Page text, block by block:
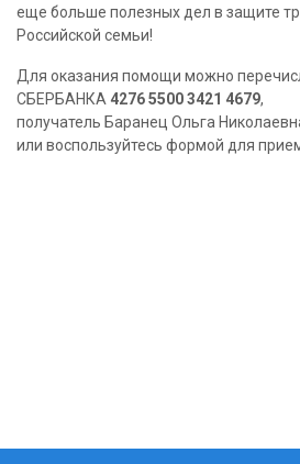
еще больше полезных дел в защите
Российской семьи!
Для оказания помощи можно
СБЕРБАНКА 4276 5500 3421 4679,
получатель Баранец Ольга
или воспользуйтесь формой для